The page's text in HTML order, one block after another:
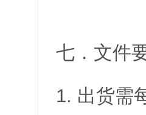
七．文件
1. 出货需